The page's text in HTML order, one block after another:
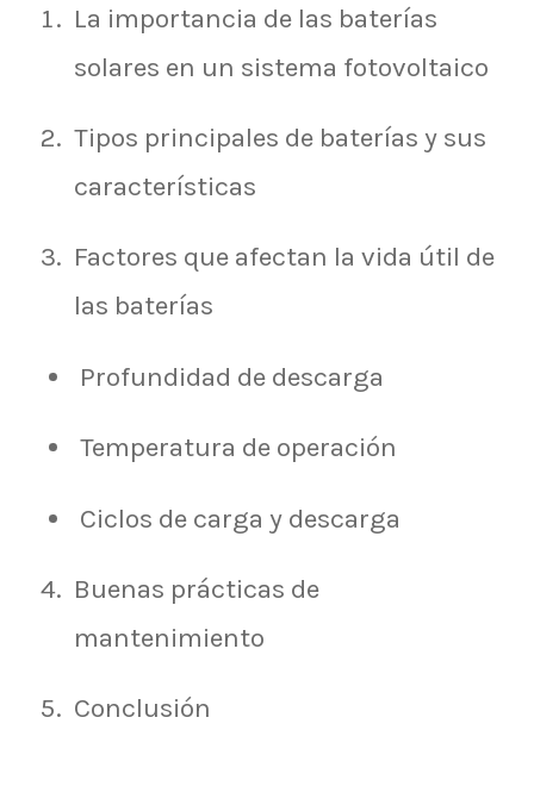
La importancia de las baterías
solares en un sistema fotovoltaico
Tipos principales de baterías y sus
características
Factores que afectan la vida útil de
las baterías
Profundidad de descarga
Temperatura de operación
Ciclos de carga y descarga
Buenas prácticas de
mantenimiento
Conclusión